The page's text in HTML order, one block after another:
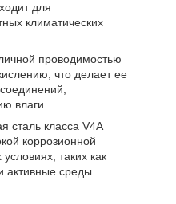
для
климатических
проводимостью
что делает ее
влаги.
сталь класса V4A
коррозионной
таких как
активные среды.